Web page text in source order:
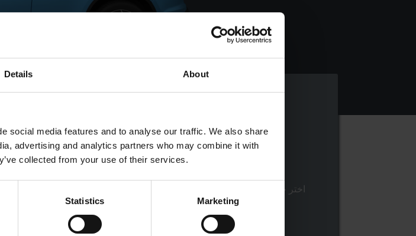
Details About
social media features and to analyse our traffic. We also share
advertising and analytics partners who may combine it with
collected from your use of their services.
Statistics Marketing
اختر خدمة الإصلاح أو خدمة العناية بالسيارة
الاحترافية التي ترغب في حجزها
الشريك الذي ترغب في
عرض أو اتصل بالمركز